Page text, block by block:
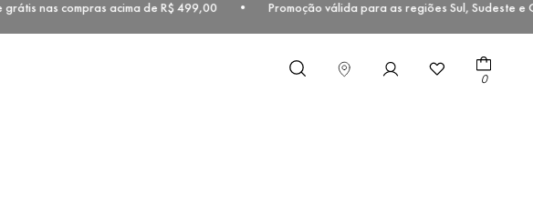
nas compras acima de R$ 499,00 • Promoção válida para as regiões Sul,
O que você procura?
0